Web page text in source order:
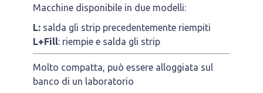
Macchine disponibile in due modelli:
L:salda gli strip precedentemente riempiti
L+Fill: riempie e salda gli strip
Molto compatta, può essere alloggiata sul
banco di un laboratorio